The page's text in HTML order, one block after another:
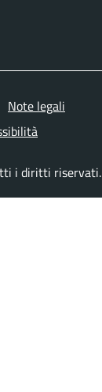
Note legali
i diritti riservati.